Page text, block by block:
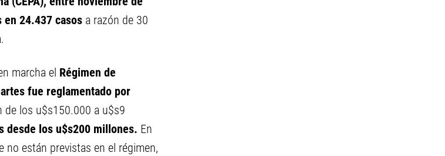
24.437 casos a razón de 30
marcha el Régimen de
fue reglamentado por
de los u$s150.000 a u$s9
desde los u$s200 millones. En
están previstas en el régimen,